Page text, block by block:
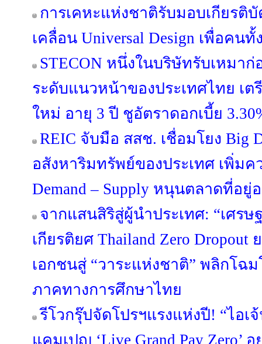
การเคหะแห่งชาติรับมอบเกียรติ
เคลื่อน Universal Design เพื่อคนทั้
STECON หนึ่งในบริษัทรับเหมาก่
ระดับแนวหน้าของประเทศไทย เ
ใหม่ อายุ 3 ปี ชูอัตราดอกเบี้ย
REIC จับมือ สสช. เชื่อมโยง Big
อสังหาริมทรัพย์ของประเทศ เพิ่ม
Demand – Supply หนุนตลาดที่อยู่
จากแสนสิริสู่ผู้นำประเทศ: “เศรษ
เกียรติยศ Thailand Zero
เอกชนสู่ “วาระแห่งชาติ” พลิกโฉ
ภาคทางการศึกษาไทย
รีโวกรุ๊ปจัดโปรฯแรงแห่งปี! “ไอเ
แคมเปญ ‘Live Grand Pay Zero’